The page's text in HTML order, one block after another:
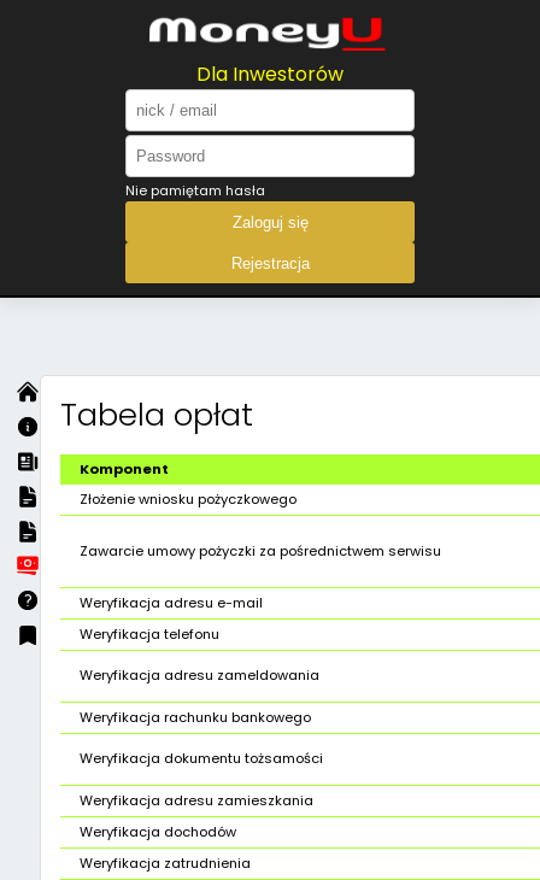
Dla Inwestorów
Nie pamiętam hasła
Zaloguj się
Rejestracja
Tabela opłat
Komponent
Złożenie wniosku pożyczkowego
Zawarcie umowy pożyczki za pośrednictwem serwisu
Weryfikacja adresu e-mail
Weryfikacja telefonu
Weryfikacja adresu zameldowania
Weryfikacja rachunku bankowego
Weryfikacja dokumentu tożsamości
Weryfikacja adresu zamieszkania
Weryfikacja dochodów
Weryfikacja zatrudnienia